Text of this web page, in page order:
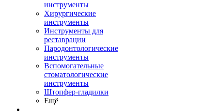
инструменты
Хирургические
инструменты
Инструменты для
реставрации
Пародонтологические
инструменты
Вспомогательные
стоматологические
инструменты
Штопфер-гладилки
Ещё